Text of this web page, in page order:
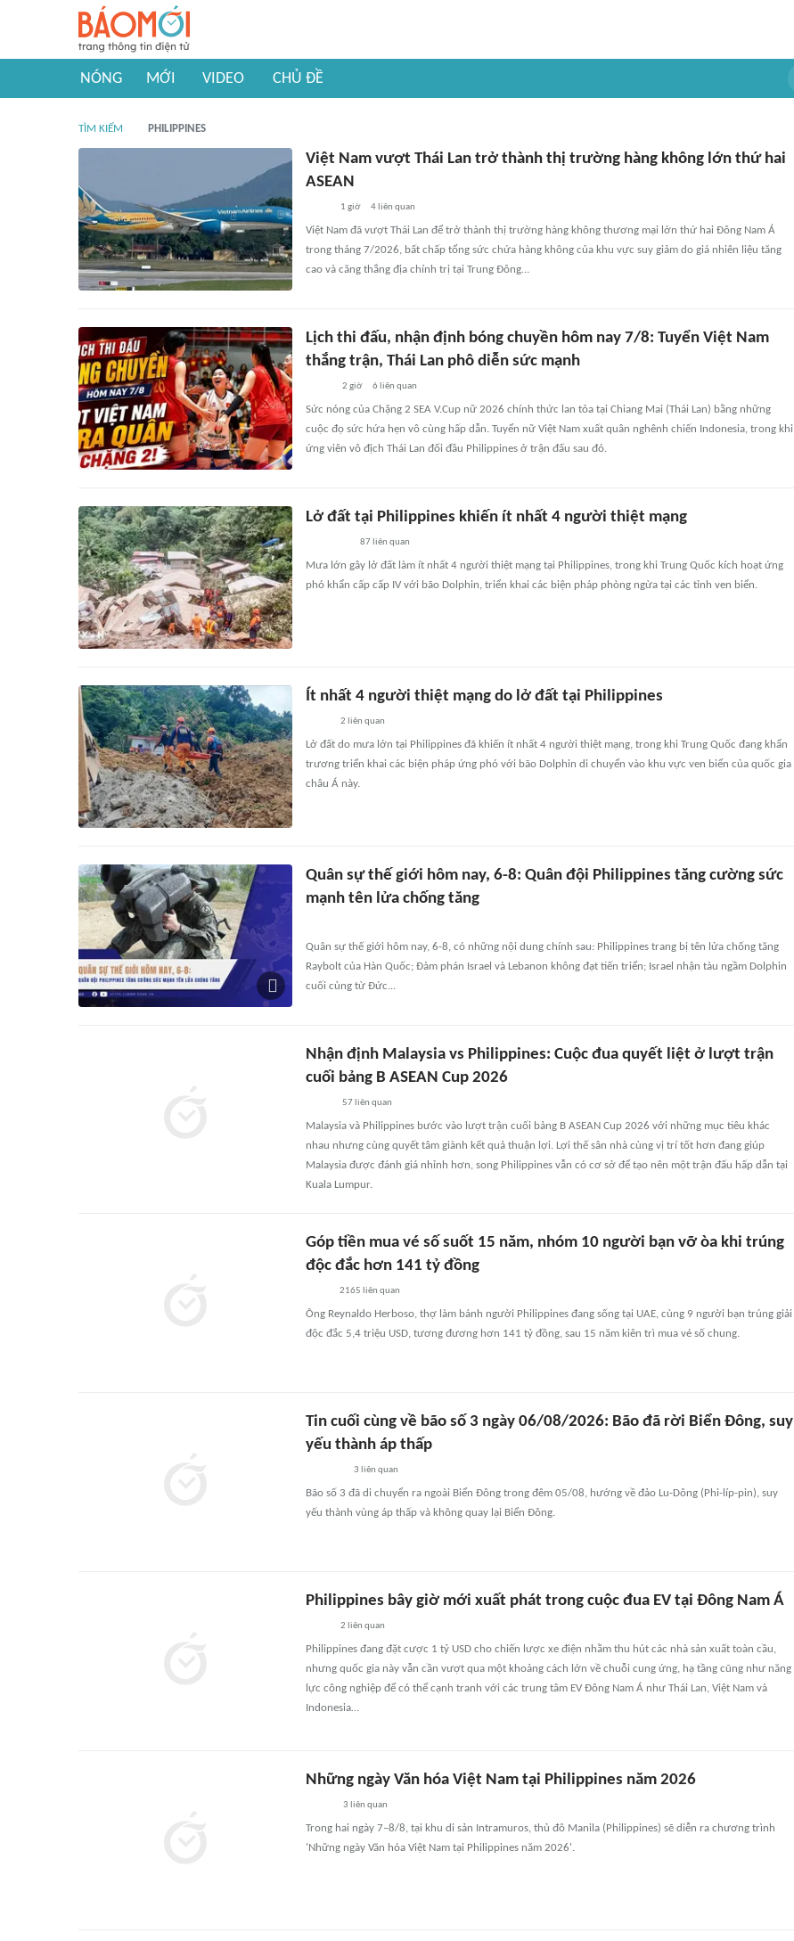
NÓNG MỚI VIDEO CHỦ ĐỀ
TÌM KIẾM PHILIPPINES
Việt Nam vượt Thái Lan trở thành thị trường hàng không lớn thứ hai
ASEAN
1 giờ 4liên quan
Việt Nam đã vượt Thái Lan để trở thành thị trường hàng không thương mại lớn thứ hai Đông Nam Á
trong tháng 7/2026, bất chấp tổng sức chứa hàng không của khu vực suy giảm do giá nhiên liệu tăng
cao và căng thẳng địa chính trị tại Trung Đông…
Lịch thi đấu, nhận định bóng chuyền hôm nay 7/8: Tuyển Việt Nam
thắng trận, Thái Lan phô diễn sức mạnh
2 giờ 6 liên quan
Sức nóng của Chặng 2 SEA V.Cup nữ 2026 chính thức lan tỏa tại Chiang Mai (Thái Lan) bằng những
cuộc đọ sức hứa hẹn vô cùng hấp dẫn. Tuyển nữ Việt Nam xuất quân nghênh chiến Indonesia, trong khi
ứng viên vô địch Thái Lan đối đầu Philippines ở trận đấu sau đó.
Lở đất tại Philippines khiến ít nhất 4 người thiệt mạng
87liên quan
Mưa lớn gây lở đất làm ít nhất 4 người thiệt mạng tại Philippines, trong khi Trung Quốc kích hoạt ứng
phó khẩn cấp cấp IV với bão Dolphin, triển khai các biện pháp phòng ngừa tại các tỉnh ven biển.
Ít nhất 4 người thiệt mạng do lở đất tại Philippines
2 liên quan
Lở đất do mưa lớn tại Philippines đã khiến ít nhất 4 người thiệt mạng, trong khi Trung Quốc đang khẩn
trương triển khai các biện pháp ứng phó với bão Dolphin di chuyển vào khu vực ven biển của quốc gia
châu Á này.
Quân sự thế giới hôm nay, 6-8: Quân đội Philippines tăng cường sức
mạnh tên lửa chống tăng
Quân sự thế giới hôm nay, 6-8, có những nội dung chính sau: Philippines trang bị tên lửa chống tăng
Raybolt của Hàn Quốc; Đàm phán Israel và Lebanon không đạt tiến triển; Israel nhận tàu ngầm Dolphin
cuối cùng từ Đức...
Nhận định Malaysia vs Philippines: Cuộc đua quyết liệt ở lượt trận
cuối bảng B ASEAN Cup 2026
57 liên quan
Malaysia và Philippines bước vào lượt trận cuối bảng B ASEAN Cup 2026 với những mục tiêu khác
nhau nhưng cùng quyết tâm giành kết quả thuận lợi. Lợi thế sân nhà cùng vị trí tốt hơn đang giúp
Malaysia được đánh giá nhỉnh hơn, song Philippines vẫn có cơ sở để tạo nên một trận đấu hấp dẫn tại
Kuala Lumpur.
Góp tiền mua vé số suốt 15 năm, nhóm 10 người bạn vỡ òa khi trúng
độc đắc hơn 141 tỷ đồng
2165 liên quan
Ông Reynaldo Herboso, thợ làm bánh người Philippines đang sống tại UAE, cùng 9 người bạn trúng giải
độc đắc 5,4 triệu USD, tương đương hơn 141 tỷ đồng, sau 15 năm kiên trì mua vé số chung.
Tin cuối cùng về bão số 3 ngày 06/08/2026: Bão đã rời Biển Đông, suy
yếu thành áp thấp
3 liên quan
Bão số 3 đã di chuyển ra ngoài Biển Đông trong đêm 05/08, hướng về đảo Lu-Dông (Phi-líp-pin), suy
yếu thành vùng áp thấp và không quay lại Biển Đông.
Philippines bây giờ mới xuất phát trong cuộc đua EV tại Đông Nam Á
2 liên quan
Philippines đang đặt cược 1 tỷ USD cho chiến lược xe điện nhằm thu hút các nhà sản xuất toàn cầu,
nhưng quốc gia này vẫn cần vượt qua một khoảng cách lớn về chuỗi cung ứng, hạ tầng cũng như năng
lực công nghiệp để có thể cạnh tranh với các trung tâm EV Đông Nam Á như Thái Lan, Việt Nam và
Indonesia…
Những ngày Văn hóa Việt Nam tại Philippines năm 2026
3 liên quan
Trong hai ngày 7–8/8, tại khu di sản Intramuros, thủ đô Manila (Philippines) sẽ diễn ra chương trình
'Những ngày Văn hóa Việt Nam tại Philippines năm 2026'.